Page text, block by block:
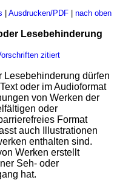
| Ausdrucken/PDF| nach oben
Lesebehinderung
zitiert
Lesebehinderung dürfen
oder im Audioformat
von Werken der
oder
Format
auch Illustrationen
enthalten sind.
Werken erstellt
Seh- oder
hat.